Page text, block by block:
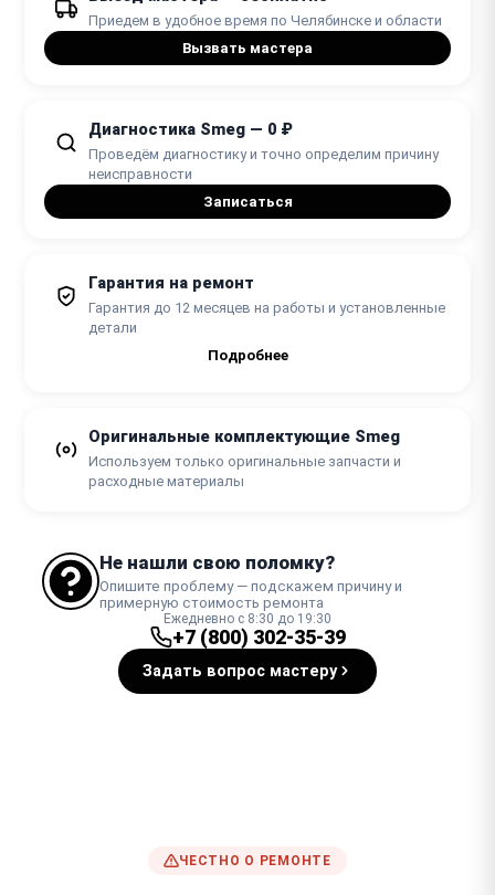
45 минут
Замена шкива барабана
от 45 минут
Приедем в удобное время по Челябинске и области
Вызвать мастера
Диагностика Smeg — 0 ₽
Проведём диагностику и точно определим причину
неисправности
Записаться
Гарантия на ремонт
Гарантия до 12 месяцев на работы и установленные
детали
Подробнее
Оригинальные комплектующие Smeg
Используем только оригинальные запчасти и
расходные материалы
Не нашли свою поломку?
Опишите проблему — подскажем причину и
примерную стоимость ремонта
Ежедневно с 8:30 до 19:30
+7 (800) 302-35-39
Задать вопрос мастеру
ЧЕСТНО О РЕМОНТЕ